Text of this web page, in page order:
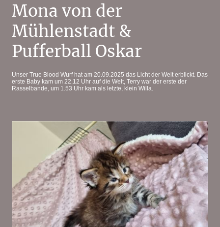
Mona von der
Mühlenstadt &
Pufferball Oskar
Unser True Blood Wurf hat am 20.09.2025 das Licht der Welt erblickt. Das
erste Baby kam um 22.12 Uhr auf die Welt, Terry war der erste der
Rasselbande, um 1.53 Uhr kam als letzte, klein Willa.